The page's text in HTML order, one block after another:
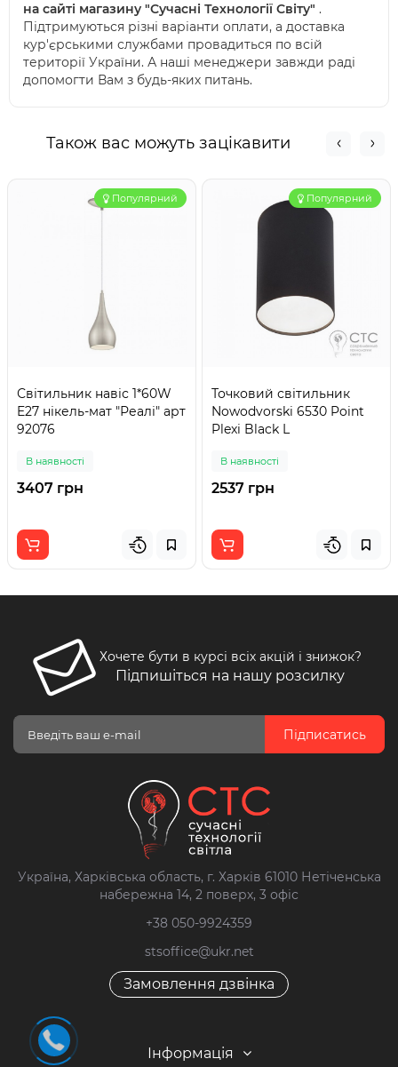
на сайті магазину "Сучасні Технології Світу" .
Підтримуються різні варіанти оплати, а доставка
кур'єрськими службами провадиться по всій
території України. А наші менеджери завжди раді
допомогти Вам з будь-яких питань.
Також вас можуть зацікавити
Популярний
Світильник навіс 1*60W
E27 нікель-мат "Реалі" арт
92076
В наявності
3407 грн
Популярний
Точковий світильник
Nowodvorski 6530 Point
Plexi Black L
В наявності
2537 грн
Хочете бути в курсі всіх акцій і знижок?
Підпишіться на нашу розсилку
Підписатись
Україна, Харківська область, г. Харків 61010 Нетіченська
набережна 14, 2 поверх, 3 офіс
+38 050-9924359
stsoffice@ukr.net
Замовлення дзвінка
Інформація